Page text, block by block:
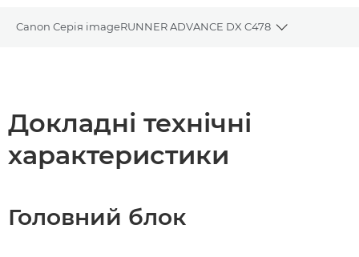
Canon Серія imageRUNNER ADVANCE DX C478
Toggle
Докладні технічні
характеристики
Головний блок